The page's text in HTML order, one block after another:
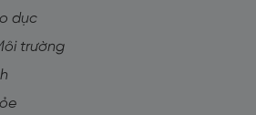
dục
trường